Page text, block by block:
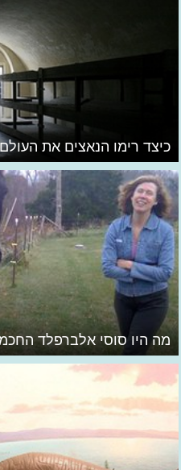
כיצד רימו הנאצים את
מה היו סוסי אלברפלד